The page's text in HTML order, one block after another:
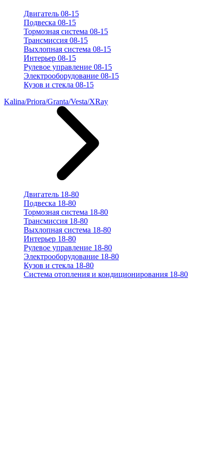
Двигатель 08-15
Подвеска 08-15
Тормозная система 08-15
Трансмиссия 08-15
Выхлопная система 08-15
Интерьер 08-15
Рулевое управление 08-15
Электрооборудование 08-15
Кузов и стекла 08-15
Kalina/Priora/Granta/Vesta/XRay
Двигатель 18-80
Подвеска 18-80
Тормозная система 18-80
Трансмиссия 18-80
Выхлопная система 18-80
Интерьер 18-80
Рулевое управление 18-80
Электрооборудование 18-80
Кузов и стекла 18-80
Система отопления и кондиционирования 18-80